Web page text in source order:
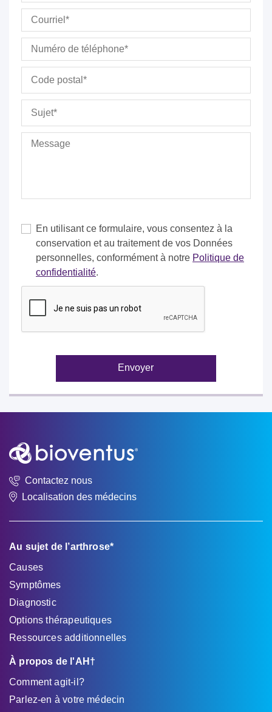
En utilisant ce formulaire, vous consentez à la
conservation et au traitement de vos Données
personnelles, conformément à notre Politique de
confidentialité.
Envoyer
Contactez nous
Localisation des médecins
Au sujet de l’arthrose*
Causes
Symptômes
Diagnostic
Options thérapeutiques
Ressources additionnelles
À propos de l'AH†
Comment agit-il?
Parlez-en à votre médecin